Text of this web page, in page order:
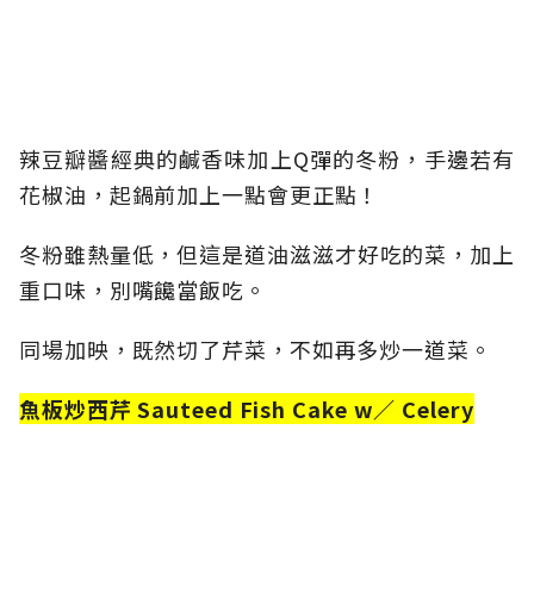
辣豆瓣醬經典的鹹香味加上Q彈的冬粉，手邊若有
花椒油，起鍋前加上一點會更正點！
冬粉雖熱量低，但這是道油滋滋才好吃的菜，加上
重口味，別嘴饞當飯吃。
同場加映，既然切了芹菜，不如再多炒一道菜。
魚板炒西芹 Sauteed Fish Cake w／ Celery